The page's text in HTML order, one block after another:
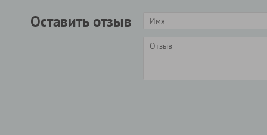
Оставить отзыв